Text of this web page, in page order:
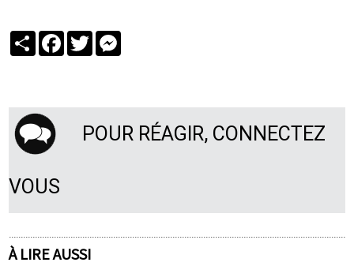
PartagerFacebook
Twitter
POUR RÉAGIR, CONNECTEZ
VOUS
À LIRE AUSSI